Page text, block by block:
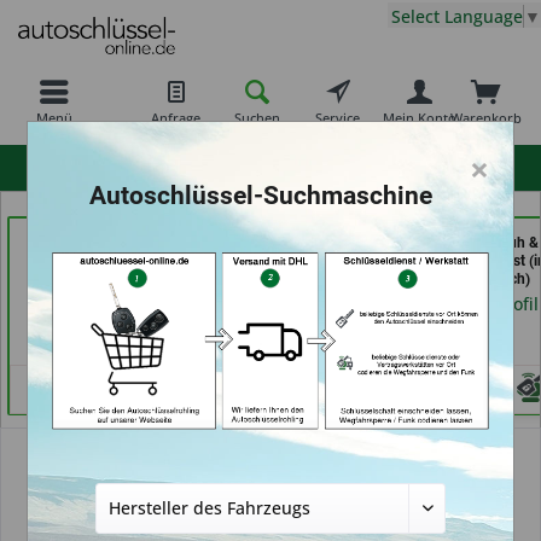
Menü Anfrage Suchen Service Warenkorb
Mein Konto
Select Language ▼
Schlüssedienst (in
Hannover)
Händlerprofil
Schlüsseldienst
Possienke (in Bremen)
Händlerprofil
Demuro Schuh &
Schlüsseldienst
Grevenbroich)
Händlerprofil
×
Autoschlüssel-Suchmaschine